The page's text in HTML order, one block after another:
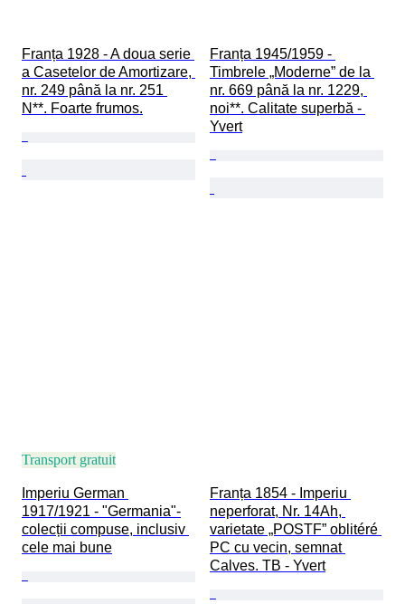
Franța 1928 - A doua serie
a Casetelor de Amortizare,
nr. 249 până la nr. 251
N**. Foarte frumos.
Franța 1945/1959 -
Timbrele „Moderne” de la
nr. 669 până la nr. 1229,
noi**. Calitate superbă -
Yvert
Transport gratuit
Imperiu German
1917/1921 - "Germania"-
colecții compuse, inclusiv
cele mai bune
Franța 1854 - Imperiu
neperforat, Nr. 14Ah,
varietate „POSTF” oblitéré
PC cu vecin, semnat
Calves. TB - Yvert